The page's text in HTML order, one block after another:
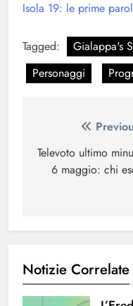
Isola 19: le prime
Tagged: Gialappa's
Personaggi
articoli
Televoto ultimo
6 maggio: chi
Notizie Correlate